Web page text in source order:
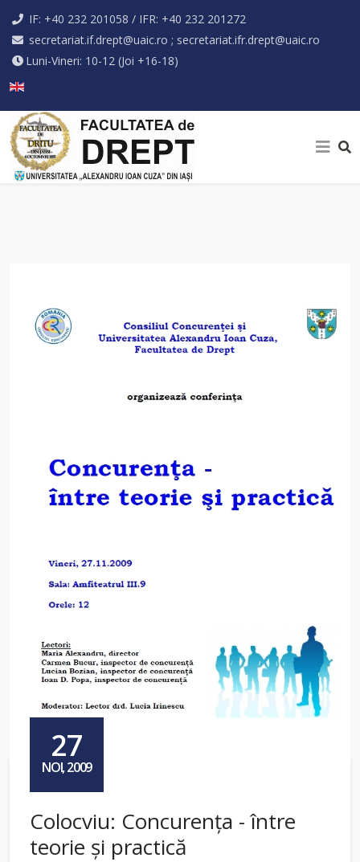
IF: +40 232 201058 / IFR: +40 232 201272
secretariat.if.drept@uaic.ro ; secretariat.ifr.drept@uaic.ro
Luni-Vineri: 10-12 (Joi +16-18)
27
NOI, 2009
Colocviu: Concurenţa - între
teorie şi practică